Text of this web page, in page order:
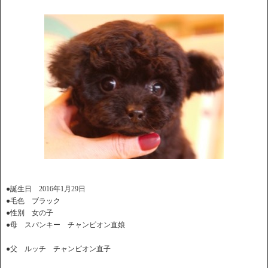
●誕生日 2016年1月29日
●毛色 ブラック
●性別 女の子
●母 スパンキー チャンピオン直娘
●父 ルッチ チャンピオン直子